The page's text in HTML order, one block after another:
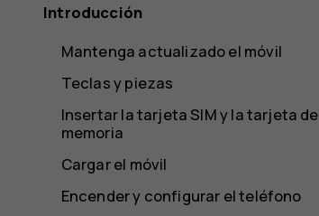
Introducción
Mantenga actualizado el móvil
Teclas y piezas
Insertar la tarjeta SIM y la tarjeta de
memoria
Cargar el móvil
Encender y configurar el teléfono